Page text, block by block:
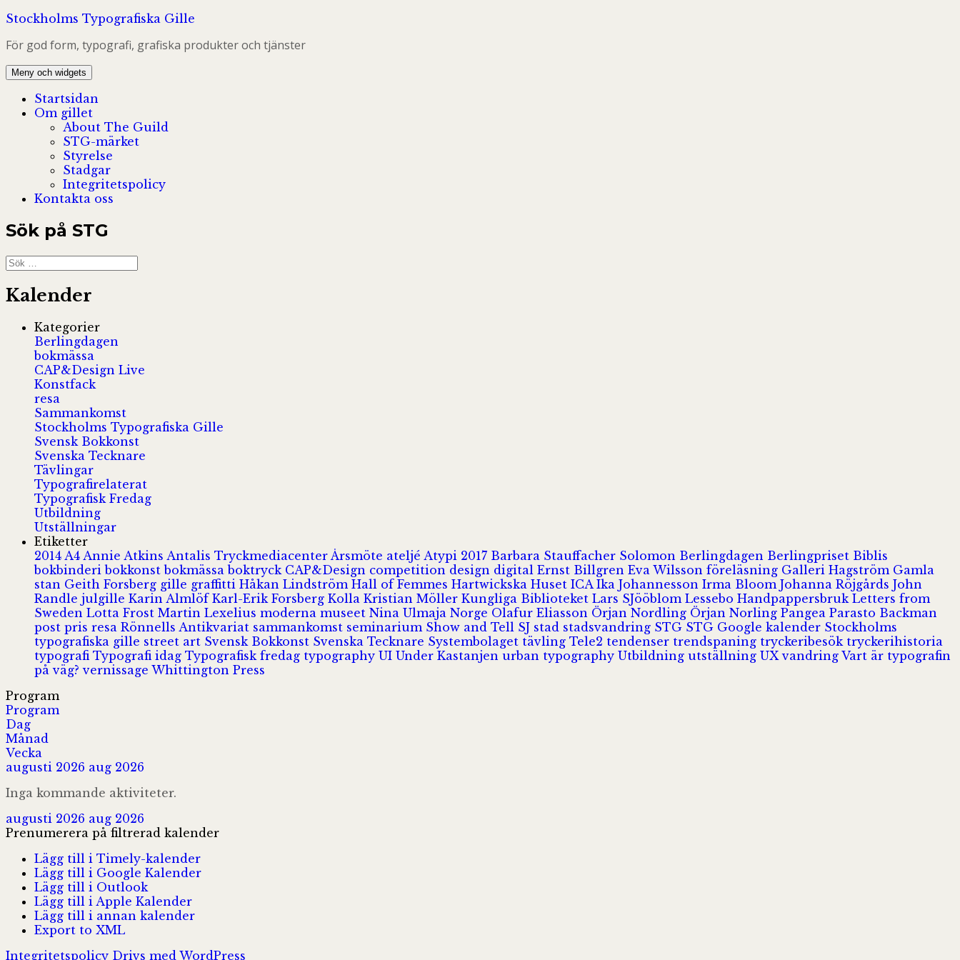
Hoppa
innehåll
Stockholms Typografiska Gille
För god form, typografi, grafiska produkter och tjänster
Meny och widgets
Startsidan
Om gillet
About The Guild
STG-märket
Styrelse
Stadgar
Integritetspolicy
Kontakta oss
Sök på STG
Sök
efter:
Kalender
Kategorier
Berlingdagen
bokmässa
CAP&Design Live
Konstfack
resa
Sammankomst
Stockholms Typografiska Gille
Svensk Bokkonst
Svenska Tecknare
Tävlingar
Typografirelaterat
Typografisk Fredag
Utbildning
Utställningar
Etiketter
2014 A4 Annie Atkins Antalis Tryckmediacenter Årsmöte ateljé Atypi 2017 Barbara Stauffacher Solomon Berlingdagen Berlingpriset Biblis
bokbinderibokkonstbokmässaboktryck CAP&Design competition design digital Ernst Billgren Eva Wilsson föreläsning Galleri Hagström Gamla
stan Geith Forsberg gille graffitti Håkan Lindström Hall of Femmes Hartwickska Huset ICA Ika Johannesson Irma Bloom Johanna Röjgårds John
Randle julgille Karin Almlöf Karl-Erik Forsberg Kolla Kristian Möller Kungliga Biblioteket Lars SJööblom Lessebo Handpappersbruk Letters from
Sweden Lotta Frost Martin Lexelius moderna museet Nina Ulmaja Norge Olafur Eliasson Örjan Nordling Örjan Norling Pangea Parasto Backman
post pris resa Rönnells Antikvariat sammankomst seminarium Show and Tell SJ stad stadsvandring STG STG Google kalender Stockholms
typografiska gille street art Svensk Bokkonst Svenska Tecknare Systembolaget tävling Tele2 tendenser trendspaning tryckeribesök tryckerihistoria
typografi Typografi idag Typografisk fredag typography UI Under Kastanjen urban typography Utbildning utställning UXvandring Vart är typografin
på väg?vernissage Whittington Press
Program
Program
Dag
Månad
Vecka
augusti 2026 aug 2026
Inga kommande aktiviteter.
augusti 2026 aug 2026
Prenumerera på filtrerad kalender
Lägg till i Timely-kalender
Lägg till i Google Kalender
Lägg till i Outlook
Lägg till i Apple Kalender
Lägg till i annan kalender
Export to XML
Integritetspolicy Drivs med WordPress